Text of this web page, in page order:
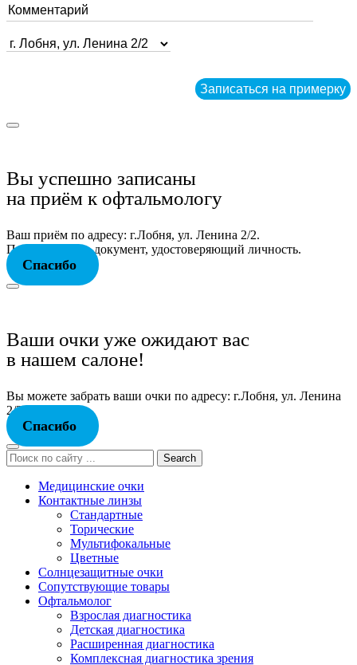
Вы успешно записаны
на приём к офтальмологу
Ваш приём по адресу: г.Лобня, ул. Ленина 2/2.
При себе иметь документ, удостоверяющий личность.
Спасибо
Ваши очки уже ожидают вас
в нашем салоне!
Вы можете забрать ваши очки по адресу: г.Лобня, ул. Ленина
2/2.
Спасибо
Search
Медицинские очки
Контактные линзы
Стандартные
Торические
Мультифокальные
Цветные
Солнцезащитные очки
Сопутствующие товары
Офтальмолог
Взрослая диагностика
Детская диагностика
Расширенная диагностика
Комплексная диагностика зрения